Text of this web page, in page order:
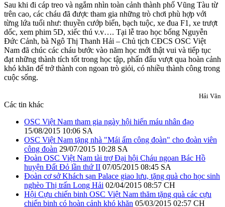
Sau khi đi cáp treo và ngắm nhìn toàn cảnh thành phố Vũng Tàu từ
trên cao, các cháu đã được tham gia những trò chơi phù hợp với
từng lứa tuổi như: thuyền cướp biển, bạch tuộc, xe đua F1, xe trượt
dốc, xem phim 5D, xiếc thú v.v…. Tại lễ trao học bổng Nguyễn
Đức Cảnh, bà Ngô Thị Thanh Hải – Chủ tịch CĐCS OSC Việt
Nam đã chúc các cháu bước vào năm học mới thật vui và tiếp tục
đạt những thành tích tốt trong học tập, phấn đấu vượt qua hoàn cảnh
khó khăn để trở thành con ngoan trò giỏi, có nhiều thành công trong
cuộc sống.
Hải Vân
Các tin khác
OSC Việt Nam tham gia ngày hội hiến máu nhân đạo
15/08/2015 10:06 SA
OSC Việt Nam tặng nhà "Mái ấm công đoàn" cho đoàn viên
công đoàn 29/07/2015 10:28 SA
Đoàn OSC Việt Nam tài trợ Đại hội Cháu ngoan Bác Hồ
huyện Đất Đỏ lần thứ II 07/05/2015 08:45 SA
Đoàn cơ sở Khách sạn Palace giao lưu, tặng quà cho học sinh
nghèo Thị trấn Long Hải 02/04/2015 08:57 CH
Hội Cựu chiến binh OSC Việt Nam thăm tặng quà các cựu
chiến binh có hoàn cảnh khó khăn 05/03/2015 02:57 CH